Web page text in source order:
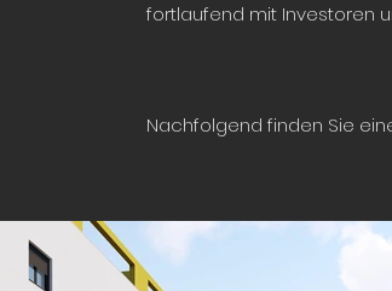
fortlaufend mit Investoren
Nachfolgend finden Sie